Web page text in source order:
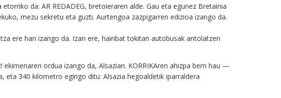
da: AR REDADEG, bretoieraren alde. Gau eta egunez Bretainia
mezu sekretu eta guzti. Aurtengoa zazpigarren edizioa izango da.
ere han izango da. Izan ere, hainbat tokitan autobusak antolatzen
ekimenaren ordua izango da, Alsazian. KORRIKAren ahizpa berri hau —
340 kilometro egingo ditu: Alsazia hegoaldetik iparraldera